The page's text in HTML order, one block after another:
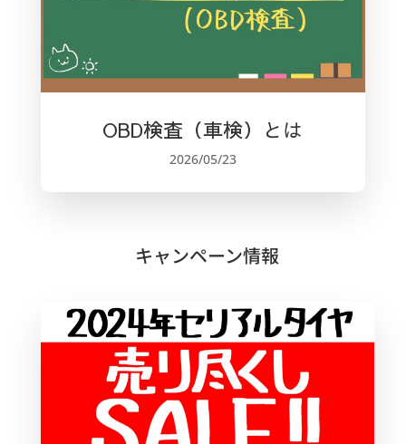
OBD検査（車検）とは
2026/05/23
キャンペーン情報